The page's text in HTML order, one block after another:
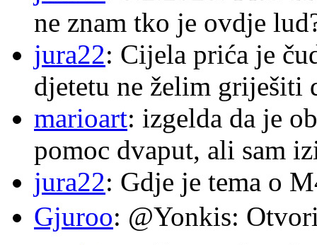
ne znam tko je ovdje
jura22: Cijela prića je
djetetu ne želim griješiti
marioart: izgelda da je
pomoc dvaput, ali sam
jura22: Gdje je tema o
Gjuroo: @Yonkis: